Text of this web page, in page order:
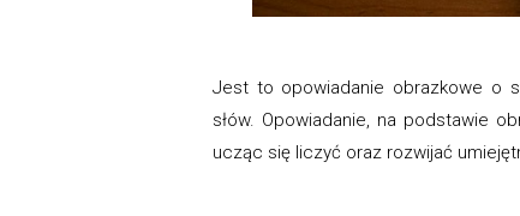
Jest to opowiadanie obrazkowe o
słów. Opowiadanie, na podstawie
ucząc się liczyć oraz rozwijać